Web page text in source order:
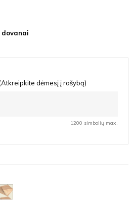
dėmesį į rašybą)
1200 simbolių max.